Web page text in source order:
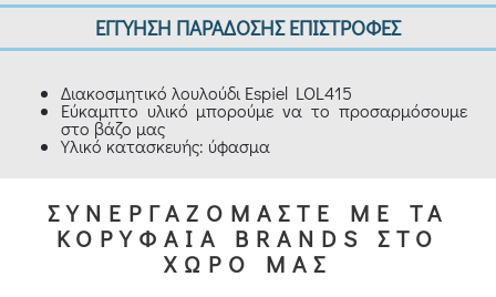
ΕΓΓΥΗΣΗ ΠΑΡΑΔΟΣΗΣ ΕΠΙΣΤΡΟΦΕΣ
Διακοσμητικό λουλούδι Espiel LOL415
Εύκαμπτο υλικό μπορούμε να το προσαρμόσουμε
στο βάζο μας
Υλικό κατασκευής: ύφασμα
ΣΥΝΕΡΓΑΖΟΜΑΣΤΕ ΜΕ ΤΑ
ΚΟΡΥΦΑΙΑ BRANDS ΣΤΟ
ΧΩΡΟ ΜΑΣ